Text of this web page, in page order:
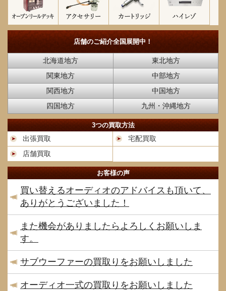
店舗のご紹介全国展開中！
北海道地方
東北地方
関東地方
中部地方
関西地方
中国地方
四国地方
九州・沖縄地方
3つの買取方法
出張買取
宅配買取
店舗買取
お客様の声
買い替えるオーディオのアドバイスも頂いて、
ありがとうございました！
また機会がありましたらよろしくお願いしま
す。
サブウーファーの買取りをお願いしました
オーディオ一式の買取りをお願いしました